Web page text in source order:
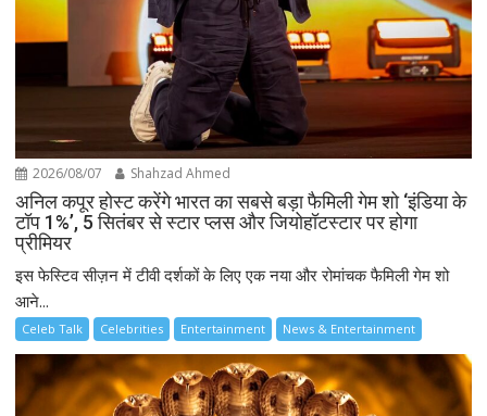
2026/08/07 Shahzad Ahmed
अनिल कपूर होस्ट करेंगे भारत का सबसे बड़ा फैमिली गेम शो ‘इंडिया के
टॉप 1%’, 5 सितंबर से स्टार प्लस और जियोहॉटस्टार पर होगा
प्रीमियर
इस फेस्टिव सीज़न में टीवी दर्शकों के लिए एक नया और रोमांचक फैमिली गेम शो
आने...
Celeb Talk Celebrities Entertainment News & Entertainment